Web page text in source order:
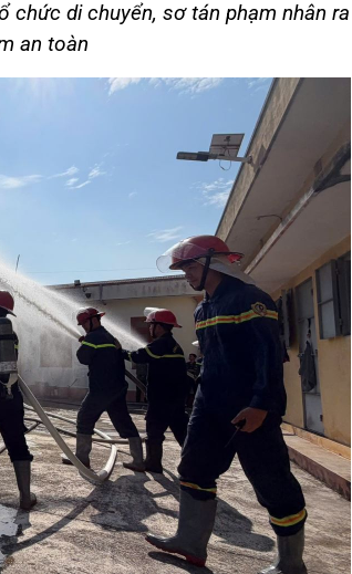
chức di chuyển, sơ tán phạm nhân ra
an toàn